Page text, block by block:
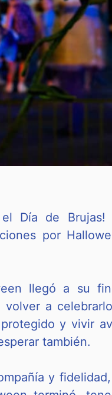
Día de Brujas!
por
llegó a su
a
y vivir
también.
y